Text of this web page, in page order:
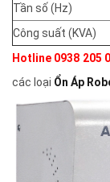
Tần số (Hz)
Công suất (KVA)
Hotline 0938 205
các loại Ổn Áp